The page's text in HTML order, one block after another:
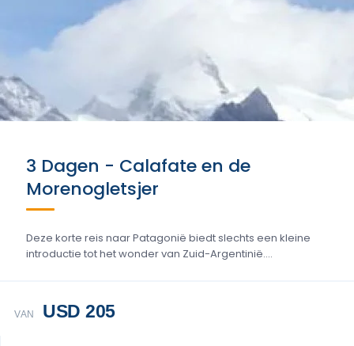
3 Dagen - Calafate en de
Morenogletsjer
Deze korte reis naar Patagonië biedt slechts een kleine
introductie tot het wonder van Zuid-Argentinië....
VAN USD 205